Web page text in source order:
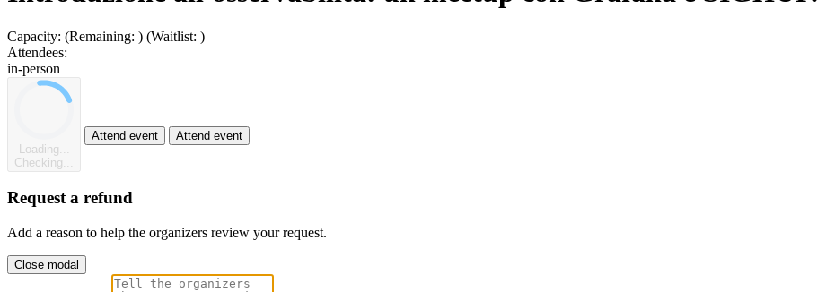
Capacity: (Remaining: ) (Waitlist: )
Attendees:
in-person
Loading...
Checking...
Attend event Attend event
Request a refund
Add a reason to help the organizers review your request.
Close modal